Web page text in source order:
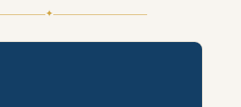
✦
explicación en